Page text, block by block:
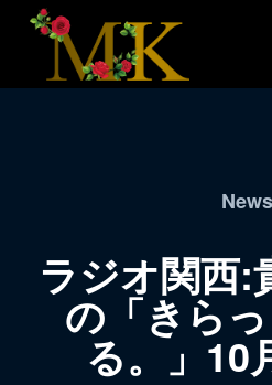
News
ラジオ関西:
の「きら
る。」10